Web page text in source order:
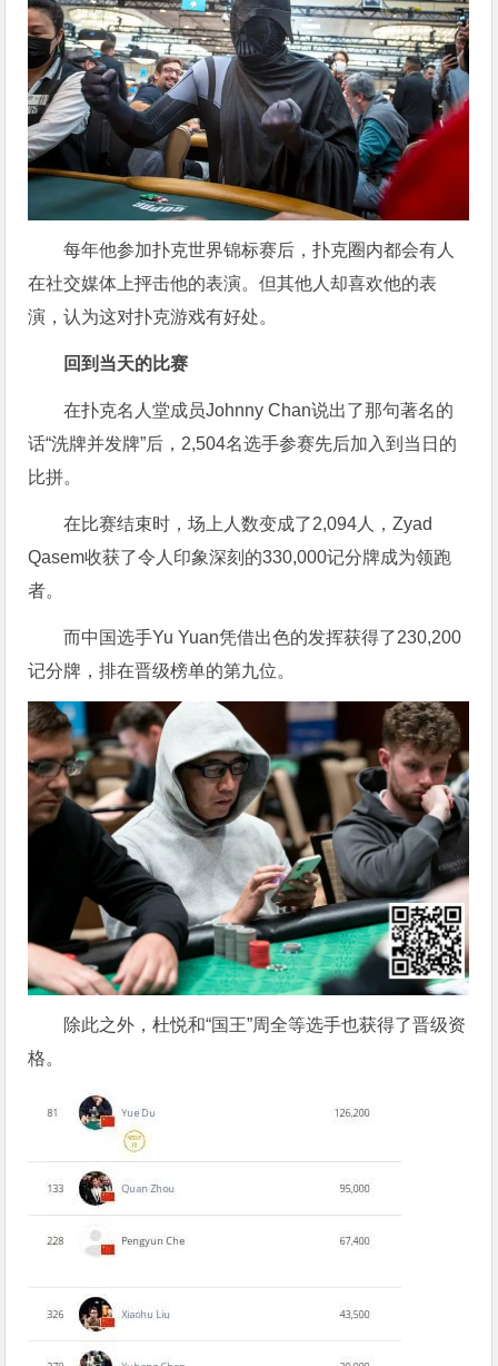
每年他参加扑克世界锦标赛后，扑克圈内都会有人
在社交媒体上抨击他的表演。但其他人却喜欢他的表
演，认为这对扑克游戏有好处。
回到当天的比赛
在扑克名人堂成员Johnny Chan说出了那句著名的
话“洗牌并发牌”后，2,504名选手参赛先后加入到当日的
比拼。
在比赛结束时，场上人数变成了2,094人，Zyad
Qasem收获了令人印象深刻的330,000记分牌成为领跑
者。
而中国选手Yu Yuan凭借出色的发挥获得了230,200
记分牌，排在晋级榜单的第九位。
除此之外，杜悦和“国王”周全等选手也获得了晋级资
格。